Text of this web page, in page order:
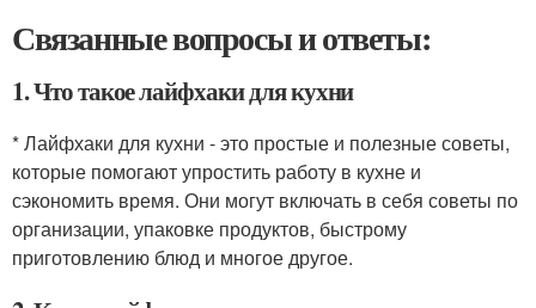
Связанные вопросы и ответы:
1. Что такое лайфхаки для кухни
* Лайфхаки для кухни - это простые и полезные советы,
которые помогают упростить работу в кухне и
сэкономить время. Они могут включать в себя советы по
организации, упаковке продуктов, быстрому
приготовлению блюд и многое другое.